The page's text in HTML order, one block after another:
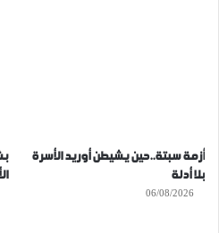
أزمة سبتة..حين يشيطن أوريد الأسرة
بلا أدلة
06/08/2026